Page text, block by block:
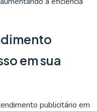
em sua
publicitário em